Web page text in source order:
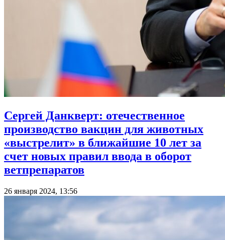
Сергей Данкверт: отечественное
производство вакцин для животных
«выстрелит» в ближайшие 10 лет за
счет новых правил ввода в оборот
ветпрепаратов
26 января 2024, 13:56